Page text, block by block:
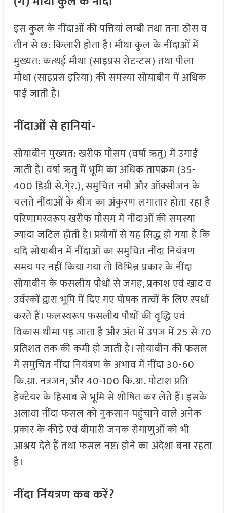
इस कुल के नींदाओं की पत्तियां लम्बी तथा तना ठोस व
तीन से छ: किलारी होता है। मौथा कुल के नींदाओं में
मुख्यत: कत्थई मौथा (साइप्रस रोटन्टस) तथा पीला
मौथा (साइप्रस इरिया) की समस्या सोयाबीन में अधिक
पाई जाती है।
नींदाओं से हानियां-
सोयाबीन मुख्यत: खरीफ मौसम (वर्षा ऋतु) में उगाई
जाती है। वर्षा ऋतु में भूमि का अधिक तापक्रम (35-
400 डिग्री से.गे्र.), समुचित नमी और ऑक्सीजन के
चलते नींदाओं के बीज का अंकुरण लगातार होता रहा है
परिणामस्वरूप खरीफ मौसम में नींदाओं की समस्या
ज्यादा जटिल होती है। प्रयोगों से यह सिद्ध हो गया है कि
यदि सोयाबीन में नींदाओं का समुचित नींदा नियंत्रण
समय पर नहीं किया गया तो विभिन्न प्रकार के नींदा
सोयाबीन के फसलीय पौधों से जगह, प्रकाश एवं खाद व
उर्वरकों द्वारा भूमि में दिए गए पोषक तत्वों के लिए स्पर्धा
करते हैं। फलस्वरूप फसलीय पौधों की वृद्धि एवं
विकास धीमा पड़ जाता है और अंत में उपज में 25 से 70
प्रतिशत तक की कमी हो जाती है। सोयाबीन की फसल
में समुचित नींदा नियंत्रण के अभाव में नींदा 30-60
कि.ग्रा. नत्रजन, और 40-100 कि.ग्रा. पोटाश प्रति
हेक्टेयर के हिसाब से भूमि से शोषित कर लेते हैं। इसके
अलावा नींदा फसल को नुकसान पहुंचाने वाले अनेक
प्रकार के कीड़े एवं बीमारी जनक रोगाणुओं को भी
आश्रय देते हैं तथा फसल नष्टï होने का अंदेशा बना रहता
है।
नींदा निंयत्रण कब करें?